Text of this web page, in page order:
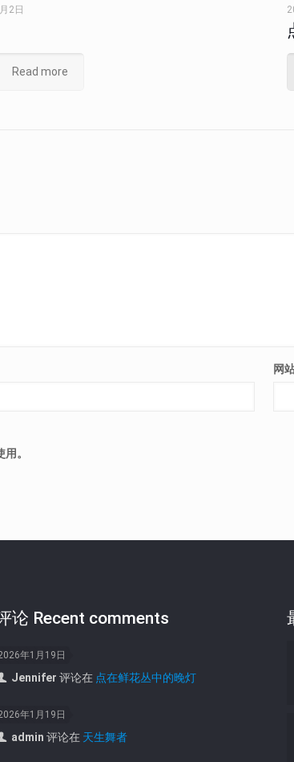
2日
Read more
网
。
论 Recent comments
年1月19日
Jennifer 评论在 点在鲜花丛中的晚灯
年1月19日
admin 评论在 天生舞者